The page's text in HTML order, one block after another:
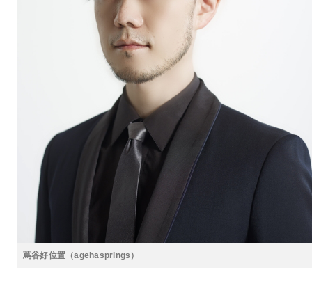
蔦谷好位置（agehasprings）